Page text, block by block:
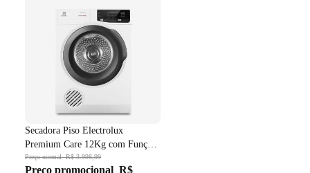
Branco 220V
Secadora Piso Electrolux
Premium Care 12Kg com Função
AutoSense SFP12 Branco 220V
Preço normalR$ 3.998,99
Preço promocional R$